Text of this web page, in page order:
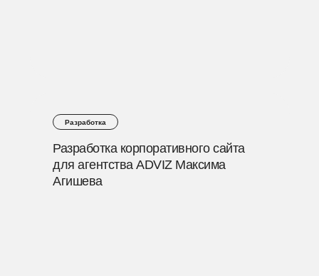
Разработка корпоративного сайта
для агентства ADVIZ Максима
Агишева
Разработка